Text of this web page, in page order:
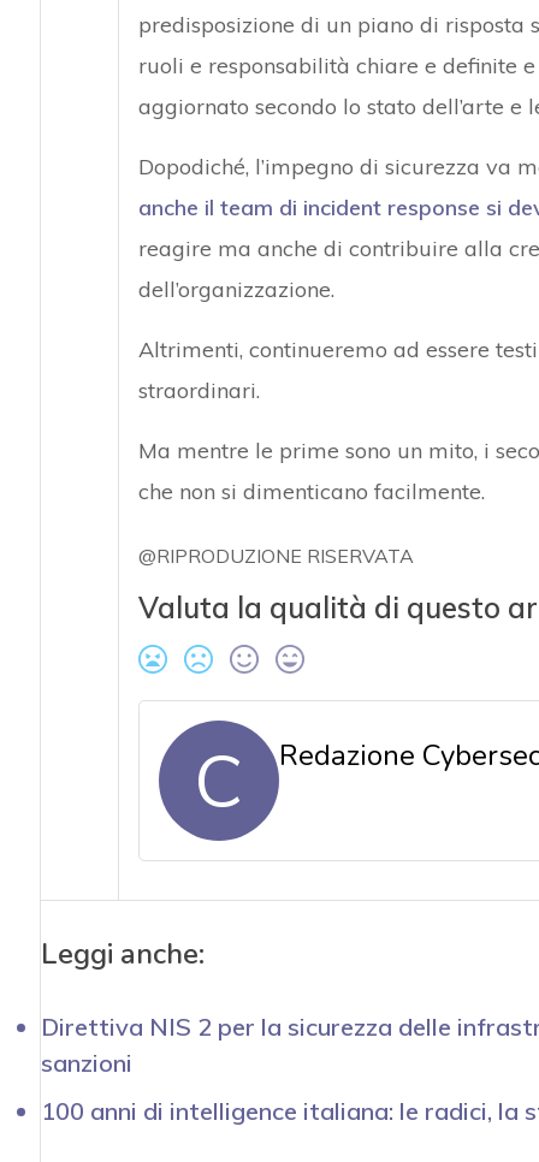
predisposizione di un piano di risposta
ruoli e responsabilità chiare e definite
aggiornato secondo lo stato dell’arte e
Dopodiché, l’impegno di sicurezza va
anche il team di incident response si
reagire ma anche di contribuire alla
dell’organizzazione.
Altrimenti, continueremo ad essere
straordinari.
Ma mentre le prime sono un mito, i
che non si dimenticano facilmente.
@RIPRODUZIONE RISERVATA
Valuta la qualità di questo
C Redazione
Leggi anche:
Direttiva NIS 2 per la sicurezza delle
sanzioni
100 anni di intelligence italiana: le radici, la